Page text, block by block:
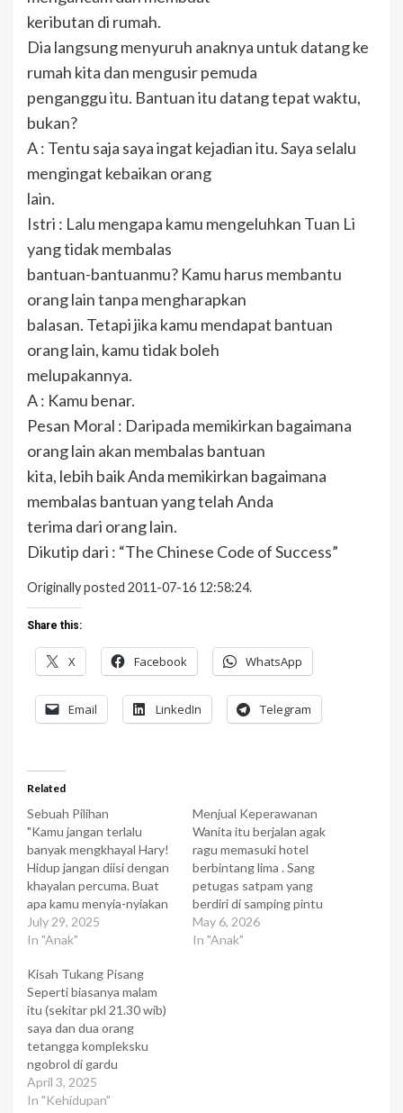
keributan di rumah.
Dia langsung menyuruh anaknya untuk datang ke
rumah kita dan mengusir pemuda
penganggu itu. Bantuan itu datang tepat waktu,
bukan?
A : Tentu saja saya ingat kejadian itu. Saya selalu
mengingat kebaikan orang
lain.
Istri : Lalu mengapa kamu mengeluhkan Tuan Li
yang tidak membalas
bantuan-bantuanmu? Kamu harus membantu
orang lain tanpa mengharapkan
balasan. Tetapi jika kamu mendapat bantuan
orang lain, kamu tidak boleh
melupakannya.
A : Kamu benar.
Pesan Moral : Daripada memikirkan bagaimana
orang lain akan membalas bantuan
kita, lebih baik Anda memikirkan bagaimana
membalas bantuan yang telah Anda
terima dari orang lain.
Dikutip dari : “The Chinese Code of Success”
Originally posted 2011-07-16 12:58:24.
Share this:
X Facebook WhatsApp
Email LinkedIn Telegram
Related
Sebuah Pilihan
"Kamu jangan terlalu
banyak mengkhayal Hary!
Hidup jangan diisi dengan
khayalan percuma. Buat
apa kamu menyia-nyiakan
waktu dengan berkhayal?",
tanya Bapak suatu sore
berkumpul bersama di
depan televisi. Namun
karena tak mendapat
jawaban sepatah katapun,
Bapak yang menunggu
penjelasan dari saya
melanjutkan
perkataannya. "Kalau
July 29, 2025
In "Anak"
Menjual Keperawanan
Wanita itu berjalan agak
ragu memasuki hotel
berbintang lima . Sang
petugas satpam yang
berdiri di samping pintu
hotel menangkap
kecurigaan pada wanita
May 6, 2026
In "Anak"
Kisah Tukang Pisang
Seperti biasanya malam
itu (sekitar pkl 21.30 wib)
saya dan dua orang
tetangga kompleksku
ngobrol di gardu
siskamling samping
rumahku. Sedang asyik
April 3, 2025
In "Kehidupan"